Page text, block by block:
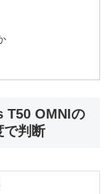
T50 OMNIの
で判断